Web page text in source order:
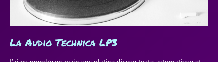
La Audio Technica LP3